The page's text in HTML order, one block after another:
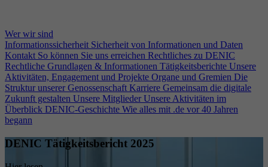
Wer wir sind
Informationssicherheit Sicherheit von Informationen und Daten
Kontakt So können Sie uns erreichen Rechtliches zu DENIC
Rechtliche Grundlagen & Informationen Tätigkeitsberichte Unsere
Aktivitäten, Engagement und Projekte Organe und Gremien Die
Struktur unserer Genossenschaft Karriere Gemeinsam die digitale
Zukunft gestalten Unsere Mitglieder Unsere Aktivitäten im
Überblick DENIC-Geschichte Wie alles mit .de vor 40 Jahren
begann
DENIC Tätigkeitsbericht 2025